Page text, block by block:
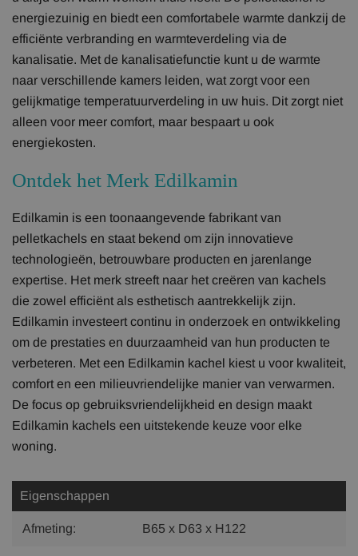
energiezuinig en biedt een comfortabele warmte dankzij de
efficiënte verbranding en warmteverdeling via de
kanalisatie. Met de kanalisatiefunctie kunt u de warmte
naar verschillende kamers leiden, wat zorgt voor een
gelijkmatige temperatuurverdeling in uw huis. Dit zorgt niet
alleen voor meer comfort, maar bespaart u ook
energiekosten.
Ontdek het Merk Edilkamin
Edilkamin is een toonaangevende fabrikant van
pelletkachels en staat bekend om zijn innovatieve
technologieën, betrouwbare producten en jarenlange
expertise. Het merk streeft naar het creëren van kachels
die zowel efficiënt als esthetisch aantrekkelijk zijn.
Edilkamin investeert continu in onderzoek en ontwikkeling
om de prestaties en duurzaamheid van hun producten te
verbeteren. Met een Edilkamin kachel kiest u voor kwaliteit,
comfort en een milieuvriendelijke manier van verwarmen.
De focus op gebruiksvriendelijkheid en design maakt
Edilkamin kachels een uitstekende keuze voor elke
woning.
Eigenschappen
Afmeting: B65 x D63 x H122